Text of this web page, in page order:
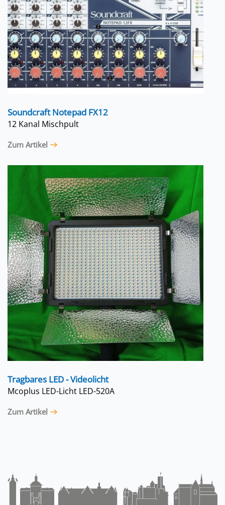
Soundcraft Notepad FX12
12 Kanal Mischpult
Zum Artikel
Tragbares LED - Videolicht
Mcoplus LED-Licht LED-520A
Zum Artikel